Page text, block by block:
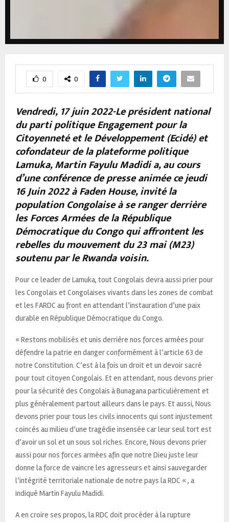
0 0
Vendredi, 17 juin 2022-Le président national
du parti politique Engagement pour la
Citoyenneté et le Développement (Ecidé) et
cofondateur de la plateforme politique
Lamuka, Martin Fayulu Madidi a, au cours
d’une conférence de presse animée ce jeudi
16 Juin 2022 à Faden House, invité la
population Congolaise à se ranger derrière
les Forces Armées de la République
Démocratique du Congo qui affrontent les
rebelles du mouvement du 23 mai (M23)
soutenu par le Rwanda voisin.
Pour ce leader de Lamuka, tout Congolais devra aussi prier pour
les Congolais et Congolaises vivants dans les zones de combat
et les FARDC au front en attendant l’instauration d’une paix
durable en République Démocratique du Congo.
« Restons mobilisés et unis derrière nos forces armées pour
défendre la patrie en danger conformément à l’article 63 de
notre Constitution. C’est à la fois un droit et un devoir sacré
pour tout citoyen Congolais. Et en attendant, nous devons prier
pour la sécurité des Congolais à Bunagana particulièrement et
plus généralement partout ailleurs dans le pays. Et aussi, Nous
devons prier pour tous les civils innocents qui sont injustement
coincés au milieu d’une tragédie insensée car leur seul tort est
d’avoir un sol et un sous sol riches. Encore, Nous devons prier
aussi pour nos forces armées afin que notre Dieu juste leur
donne la force de vaincre les agresseurs et ainsi sauvegarder
l’intégrité territoriale nationale de notre pays la RDC « , a
indiqué Martin Fayulu Madidi.
A en croire ses propos, la RDC doit procéder à la rupture